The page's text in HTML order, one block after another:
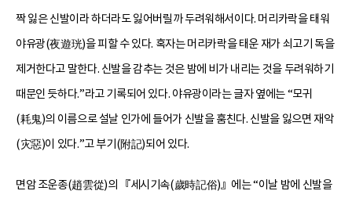
짝 잃은 신발이라 하더라도 잃어버릴까 두려워해서이다. 머리카락을 태워
야유광(夜遊珖)을 피할 수 있다. 혹자는 머리카락을 태운 재가 쇠고기 독을
제거한다고 말한다. 신발을 감추는 것은 밤에 비가 내리는 것을 두려워하기
때문인 듯하다.”라고 기록되어 있다. 야유광이라는 글자 옆에는 “모귀
(耗鬼)의 이름으로 설날 인가에 들어가 신발을 훔친다. 신발을 잃으면 재악
(灾惡)이 있다.”고 부기(附記)되어 있다.
면암 조운종(趙雲從)의 『세시기속(歲時記俗)』에는 “이날 밤에 신발을